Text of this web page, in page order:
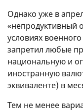
Однако уже в
«непродуктивный
условиях
запретил любые
национальную и
иностранную
эквиваленте) в
Тем не менее